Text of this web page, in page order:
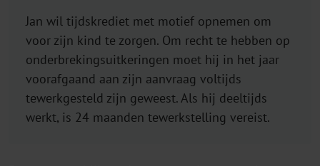
Jan wil tijdskrediet met motief opnemen om
voor zijn kind te zorgen. Om recht te hebben op
onderbrekingsuitkeringen moet hij in het jaar
voorafgaand aan zijn aanvraag voltijds
tewerkgesteld zijn geweest. Als hij deeltijds
werkt, is 24 maanden tewerkstelling vereist.